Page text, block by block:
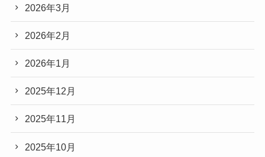
2026年3月
2026年2月
2026年1月
2025年12月
2025年11月
2025年10月